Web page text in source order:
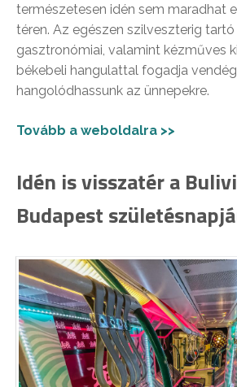
természetesen idén sem maradhat
téren. Az egészen szilveszterig
gasztronómiai, valamint kézműves
békebeli hangulattal fogadja
hangolódhassunk az ünnepekre.
Tovább a weboldalra >>
Idén is visszatér a
Budapest